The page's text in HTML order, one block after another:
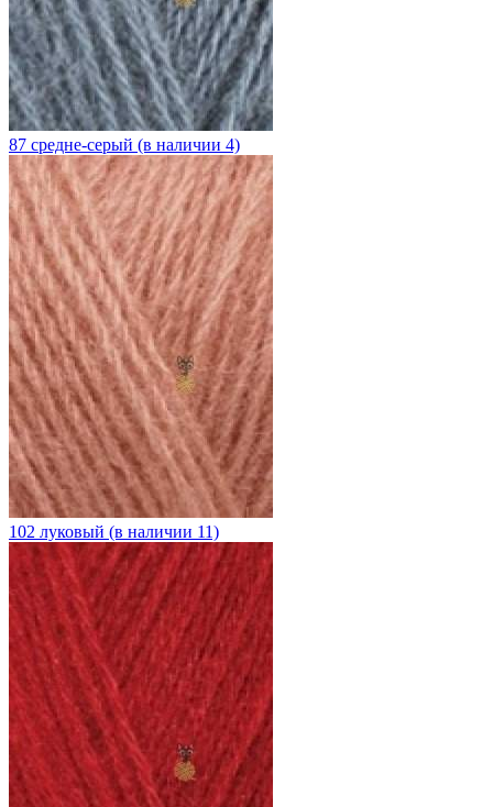
87 средне-серый (в наличии 4)
102 луковый (в наличии 11)